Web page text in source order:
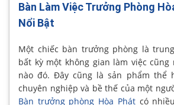
Bàn Làm Việc Trưởng Phòng
Nổi Bật
Một chiếc bàn trưởng phòng là
bất kỳ một không gian làm việc
nào đó. Đây cũng là sản phẩm thể
chuyên nghiệp và bề thế của một
Bàn trưởng phòng Hòa Phátcó